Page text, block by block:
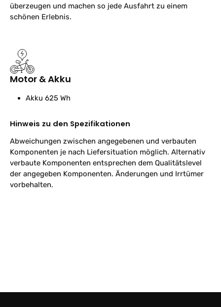
überzeugen und machen so jede Ausfahrt zu einem
schönen Erlebnis.
Motor & Akku
Akku 625 Wh
Hinweis zu den Spezifikationen
Abweichungen zwischen angegebenen und verbauten
Komponenten je nach Liefersituation möglich. Alternativ
verbaute Komponenten entsprechen dem Qualitätslevel
der angegeben Komponenten. Änderungen und Irrtümer
vorbehalten.